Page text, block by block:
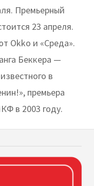
Премьерный
23 апреля.
Okko и «Среда».
Беккера —
в
премьера
в 2003 году.